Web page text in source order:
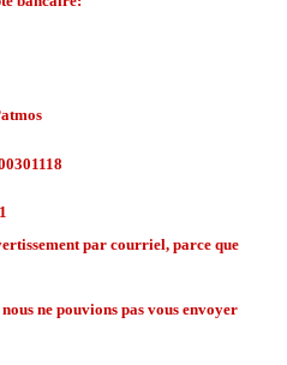
par courriel, parce que
ne pouvions pas vous envoyer